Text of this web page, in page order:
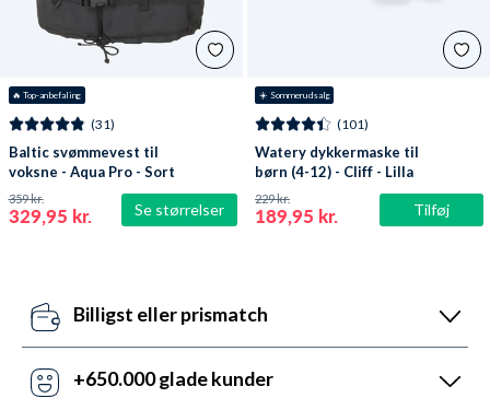
🔥 Top-anbefaling
Se størrelser
(31)
Baltic svømmevest til
voksne - Aqua Pro - Sort
329,95 kr.
359 kr.
☀️ Sommerudsalg
Tilføj
(101)
Watery dykkermaske til
børn (4-12) - Cliff - Lilla
189,95 kr.
229 kr.
Billigst eller prismatch
Vores pris-robotter opdaterer dagligt alle vores
priser ift. konkurrenterne. Misser de, så udnyt vores
+650.000 glade kunder